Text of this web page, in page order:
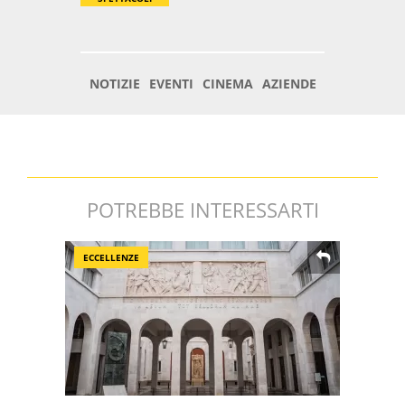
POTREBBE INTERESSARTI
ECCELLENZE